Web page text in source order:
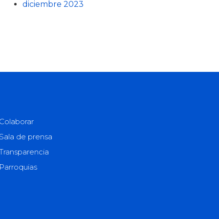
diciembre 2023
de prensa